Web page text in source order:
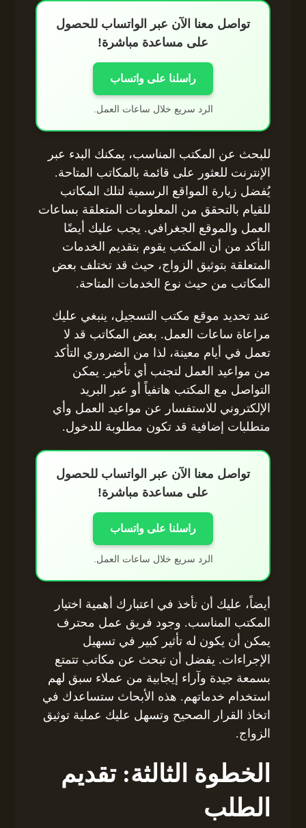
تواصل معنا الآن عبر الواتساب للحصول
على مساعدة مباشرة!
راسلنا على واتساب
الرد سريع خلال ساعات العمل.
للبحث عن المكتب المناسب، يمكنك البدء عبر
الإنترنت للعثور على قائمة بالمكاتب المتاحة.
يُفضل زيارة المواقع الرسمية لتلك المكاتب
للقيام بالتحقق من المعلومات المتعلقة بساعات
العمل والموقع الجغرافي. يجب عليك أيضًا
التأكد من أن المكتب يقوم بتقديم الخدمات
المتعلقة بتوثيق الزواج، حيث قد تختلف بعض
المكاتب من حيث نوع الخدمات المتاحة.
عند تحديد موقع مكتب التسجيل، ينبغي عليك
مراعاة ساعات العمل. بعض المكاتب قد لا
تعمل في أيام معينة، لذا من الضروري التأكد
من مواعيد العمل لتجنب أي تأخير. يمكن
التواصل مع المكتب هاتفياً أو عبر البريد
الإلكتروني للاستفسار عن مواعيد العمل وأي
متطلبات إضافية قد تكون مطلوبة للدخول.
تواصل معنا الآن عبر الواتساب للحصول
على مساعدة مباشرة!
راسلنا على واتساب
الرد سريع خلال ساعات العمل.
أيضاً، عليك أن تأخذ في اعتبارك أهمية اختيار
المكتب المناسب. وجود فريق عمل محترف
يمكن أن يكون له تأثير كبير في تسهيل
الإجراءات. يفضل أن تبحث عن مكاتب تتمتع
بسمعة جيدة وآراء إيجابية من عملاء سبق لهم
استخدام خدماتهم. هذه الأبحاث ستساعدك في
اتخاذ القرار الصحيح وتسهل عليك عملية توثيق
الزواج.
الخطوة الثالثة: تقديم
الطلب